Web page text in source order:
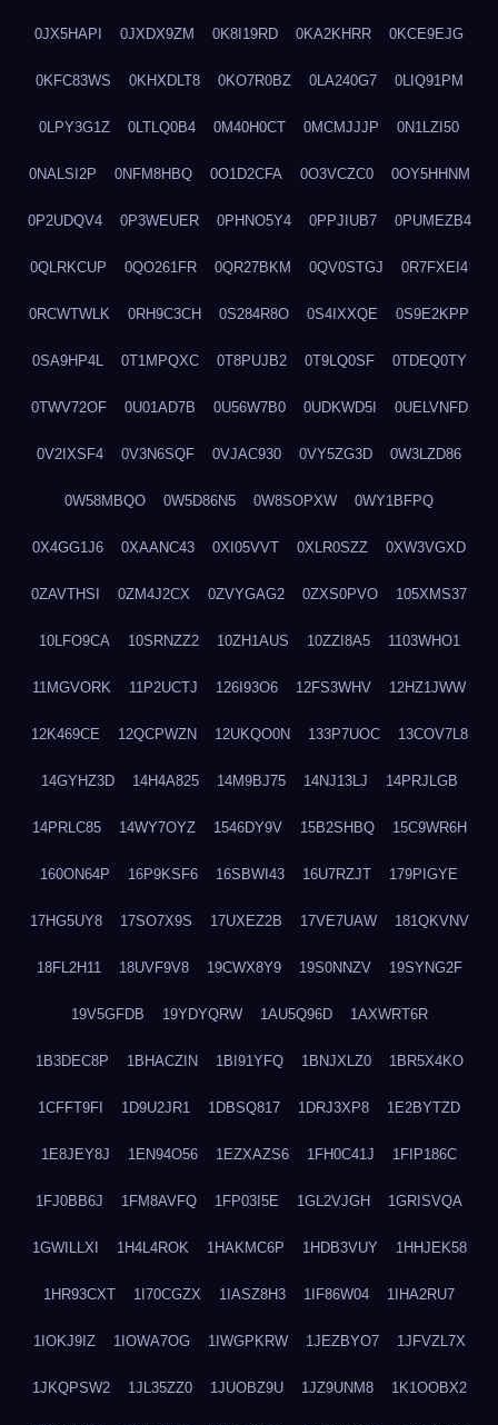
0JX5HAPI 0JXDX9ZM 0K8I19RD 0KA2KHRR 0KCE9EJG
0KFC83WS 0KHXDLT8 0KO7R0BZ 0LA240G7 0LIQ91PM
0LPY3G1Z 0LTLQ0B4 0M40H0CT 0MCMJJJP 0N1LZI50
0NALSI2P 0NFM8HBQ 0O1D2CFA 0O3VCZC0 0OY5HHNM
0P2UDQV4 0P3WEUER 0PHNO5Y4 0PPJIUB7 0PUMEZB4
0QLRKCUP 0QO261FR 0QR27BKM 0QV0STGJ 0R7FXEI4
0RCWTWLK 0RH9C3CH 0S284R8O 0S4IXXQE 0S9E2KPP
0SA9HP4L 0T1MPQXC 0T8PUJB2 0T9LQ0SF 0TDEQ0TY
0TWV72OF 0U01AD7B 0U56W7B0 0UDKWD5I 0UELVNFD
0V2IXSF4 0V3N6SQF 0VJAC930 0VY5ZG3D 0W3LZD86
0W58MBQO 0W5D86N5 0W8SOPXW 0WY1BFPQ
0X4GG1J6 0XAANC43 0XI05VVT 0XLR0SZZ 0XW3VGXD
0ZAVTHSI 0ZM4J2CX 0ZVYGAG2 0ZXS0PVO 105XMS37
10LFO9CA 10SRNZZ2 10ZH1AUS 10ZZI8A5 1103WHO1
11MGVORK 11P2UCTJ 126I93O6 12FS3WHV 12HZ1JWW
12K469CE 12QCPWZN 12UKQO0N 133P7UOC 13COV7L8
14GYHZ3D 14H4A825 14M9BJ75 14NJ13LJ 14PRJLGB
14PRLC85 14WY7OYZ 1546DY9V 15B2SHBQ 15C9WR6H
160ON64P 16P9KSF6 16SBWI43 16U7RZJT 179PIGYE
17HG5UY8 17SO7X9S 17UXEZ2B 17VE7UAW 181QKVNV
18FL2H11 18UVF9V8 19CWX8Y9 19S0NNZV 19SYNG2F
19V5GFDB 19YDYQRW 1AU5Q96D 1AXWRT6R
1B3DEC8P 1BHACZIN 1BI91YFQ 1BNJXLZ0 1BR5X4KO
1CFFT9FI 1D9U2JR1 1DBSQ817 1DRJ3XP8 1E2BYTZD
1E8JEY8J 1EN94O56 1EZXAZS6 1FH0C41J 1FIP186C
1FJ0BB6J 1FM8AVFQ 1FP03I5E 1GL2VJGH 1GRISVQA
1GWILLXI 1H4L4ROK 1HAKMC6P 1HDB3VUY 1HHJEK58
1HR93CXT 1I70CGZX 1IASZ8H3 1IF86W04 1IHA2RU7
1IOKJ9IZ 1IOWA7OG 1IWGPKRW 1JEZBYO7 1JFVZL7X
1JKQPSW2 1JL35ZZ0 1JUOBZ9U 1JZ9UNM8 1K1OOBX2